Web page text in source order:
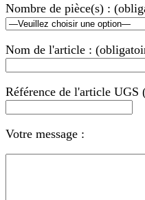
Nombre de pièce(s) :
Nom de l'article :
Référence de l'article
Votre message :